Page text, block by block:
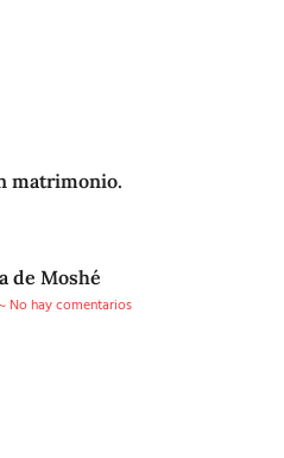
matrimonio.
de Moshé
No hay comentarios